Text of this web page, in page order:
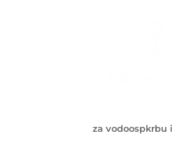
za vodoospkrbu